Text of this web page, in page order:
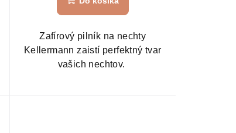
Zafírový pilník na nechty
Kellermann zaistí perfektný tvar
vašich nechtov.